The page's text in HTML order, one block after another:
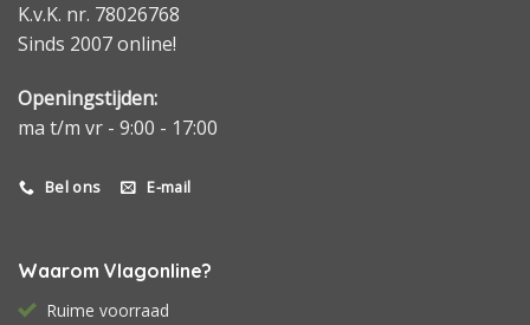
K.v.K. nr. 78026768
Sinds 2007 online!
Openingstijden:
ma t/m vr - 9:00 - 17:00
Bel ons E-mail
Waarom Vlagonline?
Ruime voorraad